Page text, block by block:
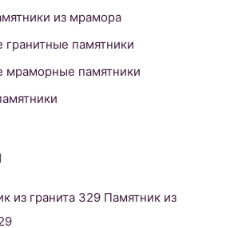
из мрамора
памятники
мраморные памятники
Памятник из